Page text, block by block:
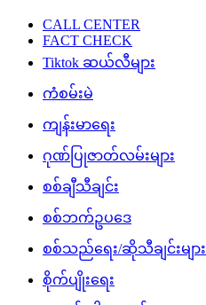
CALL CENTER
FACT CHECK
Tiktok ဆယ်လီများ
ကံစမ်းမဲ
ကျန်းမာရေး
ဂုဏ်ပြုဇာတ်လမ်းများ
စစ်ချီသီချင်း
စစ်ဘက်ဥပဒေ
စစ်သည်ရေး/ဆိုသီချင်းများ
စိုက်ပျိုးရေး